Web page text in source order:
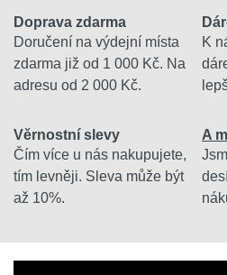
Doprava zdarma
Doručení na výdejní místa
zdarma již od 1 000 Kč. Na
adresu od 2 000 Kč.
K
Věrnostní slevy
Čím více u nás nakupujete,
tím levněji. Sleva může být
až 10%.
A